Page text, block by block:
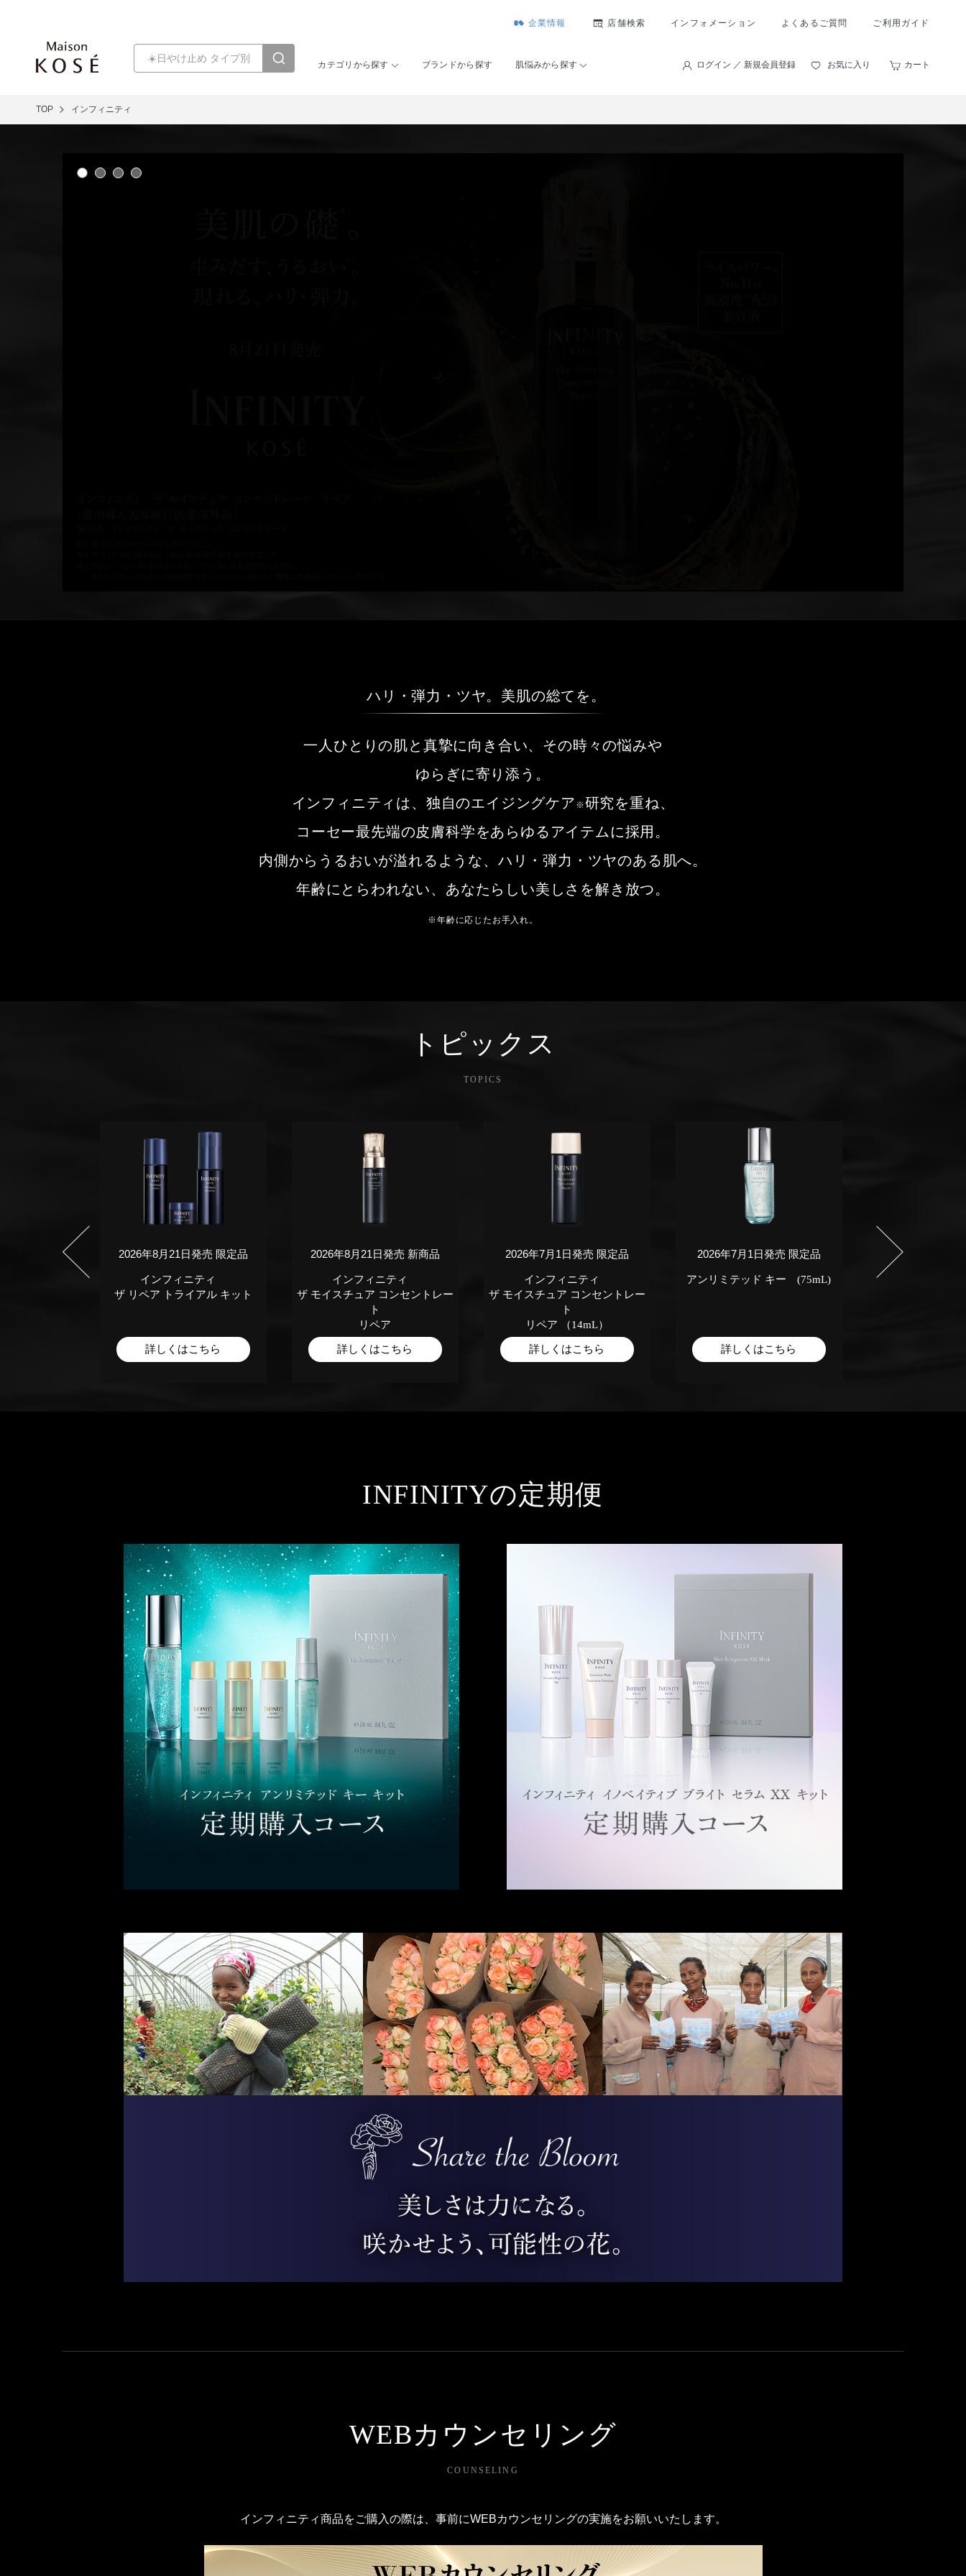
企業情報 店舗検索 インフォメーション よくあるご質問 ご利用ガイド
カテゴリから探す ブランドから探す 肌悩みから探す ログイン ／ 新規会員登録 お気に入り カート
TOP インフィニティ
ハリ・弾力・ツヤ。美肌の総てを。
一人ひとりの肌と真摯に向き合い、その時々の悩みや
ゆらぎに寄り添う。
インフィニティは、独自のエイジングケア ※研究を重ね、
コーセー最先端の皮膚科学をあらゆるアイテムに採用。
内側からうるおいが溢れるような、ハリ・弾力・ツヤのある肌へ。
年齢にとらわれない、あなたらしい美しさを解き放つ。
※年齢に応じたお手入れ。
トピックス
TOPICS
2026年8月21日発売 限定品
インフィニティ
ザ リペア トライアル キット
詳しくはこちら
2026年8月21日発売 新商品
インフィニティ
ザ モイスチュア コンセントレー
ト
リペア
詳しくはこちら
2026年7月1日発売 限定品
インフィニティ
ザ モイスチュア コンセントレー
ト
リペア （14mL）
詳しくはこちら
2026年7月1日発売 限定品
アンリミテッド キー (75mL)
詳しくはこちら
2026年7月1日
INFINITYの定期便
WEBカウンセリング
COUNSELING
インフィニティ商品をご購入の際は、事前にWEBカウンセリングの実施をお願いいたします。